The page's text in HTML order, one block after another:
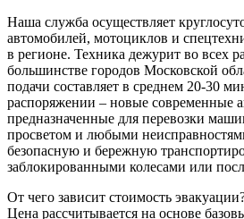
Наша служба осуществляет
автомобилей, мотоциклов и
в регионе. Техника дежурит во всех
большинстве городов Московской
подачи составляет в среднем 20-30
распоряжении – новые современные
предназначенные для перевозки
просветом и любыми
безопасную и бережную
заблокированными колесами или
От чего зависит стоимость
Цена рассчитывается на основе